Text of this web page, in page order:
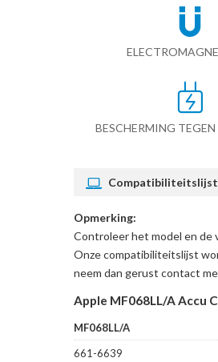
BESCHERMING
Compatibiliteitslijst
Opmerking:
Controleer het model en de
Onze compatibiliteitslijst
neem dan gerust contact
Apple MF068LL/A Accu
MF068LL/A
661-6639